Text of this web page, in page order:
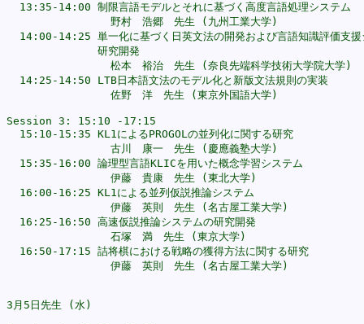
  13:35-14:00 制限言語モデルとそれに基づく高度言語処理システム
                野村　浩郷　先生 (九州工業大学)
14:00-14:25 単一化に基づく日英文法の開発および言語知識評価支援
              研究開発
                松本　裕治　先生 (奈良先端科学技術大学院大学)
  14:25-14:50 LTB日本語文法のモデル化と新版文法規則の実装
                佐野　洋　先生 (東京外国語大学)
Session 3: 15:10 -17:15
  15:10-15:35 KL1によるPROGOLの並列化に関する研究
                古川　康一　先生 (慶應義塾大学)
  15:35-16:00 論理型言語KLICを用いた概念学習システム
                伊藤　貴康　先生 (東北大学)
  16:00-16:25 KL1による並列仮説推論システム
                伊藤　英則　先生 (名古屋工業大学)
  16:25-16:50 高速仮説推論システムの研究開発
                石塚　満　先生 (東京大学)
  16:50-17:15 詰将棋における戦略の獲得方法に関する研究
                伊藤　英則　先生 (名古屋工業大学)
3月5日先生 (水)